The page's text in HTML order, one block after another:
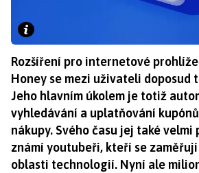
Rozšíření pro internetové
Honey se mezi uživateli doposud
Jeho hlavním úkolem je totiž
vyhledávání a uplatňování
nákupy. Svého času jej také velmi
známí youtubeři, kteří se
oblasti technologií. Nyní ale